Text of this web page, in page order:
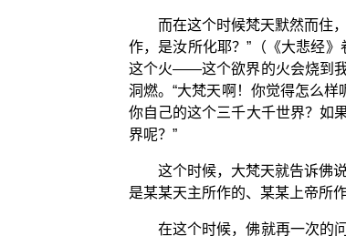
而在这个时候梵天默然而住
作，是汝所化耶？”（《大悲经》
这个火——这个欲界的火会烧到
洞燃。“大梵天啊！你觉得怎么
你自己的这个三千大千世界？如
界呢？”
这个时候，大梵天就告诉佛
是某某天主所作的、某某上帝所
在这个时候，佛就再一次的